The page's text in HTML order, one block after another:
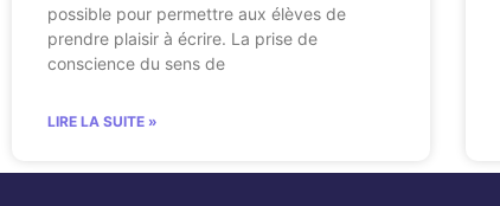
possible pour permettre aux élèves de
prendre plaisir à écrire. La prise de
conscience du sens de
LIRE LA SUITE »